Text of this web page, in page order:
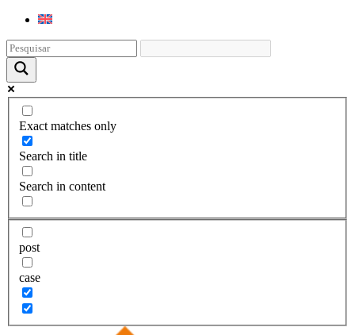
Exact matches only
Search in title
Search in content
post
case